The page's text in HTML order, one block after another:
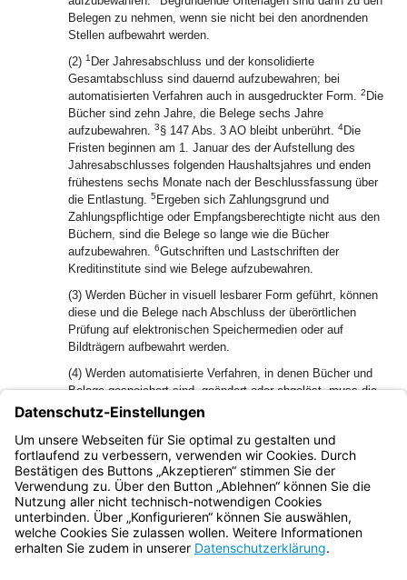
Belegen zu nehmen, wenn sie nicht bei den anordnenden
Stellen aufbewahrt werden.
(2) 1 Der Jahresabschluss und der konsolidierte
Gesamtabschluss sind dauernd aufzubewahren; bei
automatisierten Verfahren auch in ausgedruckter Form. 2 Die
Bücher sind zehn Jahre, die Belege sechs Jahre
aufzubewahren. 3§ 147 Abs. 3 AO bleibt unberührt. 4Die
Fristen beginnen am 1. Januar des der Aufstellung des
Jahresabschlusses folgenden Haushaltsjahres und enden
frühestens sechs Monate nach der Beschlussfassung über
die Entlastung. 5 Ergeben sich Zahlungsgrund und
Zahlungspflichtige oder Empfangsberechtigte nicht aus den
Büchern, sind die Belege so lange wie die Bücher
aufzubewahren. 6Gutschriften und Lastschriften der
Kreditinstitute sind wie Belege aufzubewahren.
(3) Werden Bücher in visuell lesbarer Form geführt, können
diese und die Belege nach Abschluss der überörtlichen
Prüfung auf elektronischen Speichermedien oder auf
Bildträgern aufbewahrt werden.
(4) Werden automatisierte Verfahren, in denen Bücher und
Belege gespeichert sind, geändert oder abgelöst, muss die
maschinelle Auswertung der gespeicherten Daten innerhalb
der Aufbewahrungsfristen auch mit den geänderten oder
neuen Verfahren oder durch ein anderes System
gewährleistet sein.
Bayern.de
BayernPortal